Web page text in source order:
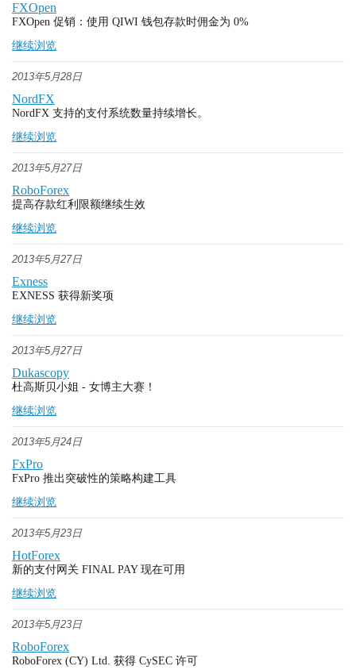
FXOpen
FXOpen 促销：使用 QIWI 钱包存款时佣金为 0%
继续浏览
2013年5月28日
NordFX
NordFX 支持的支付系统数量持续增长。
继续浏览
2013年5月27日
RoboForex
提高存款红利限额继续生效
继续浏览
2013年5月27日
Exness
EXNESS 获得新奖项
继续浏览
2013年5月27日
Dukascopy
杜高斯贝小姐 - 女博主大赛！
继续浏览
2013年5月24日
FxPro
FxPro 推出突破性的策略构建工具
继续浏览
2013年5月23日
HotForex
新的支付网关 FINAL PAY 现在可用
继续浏览
2013年5月23日
RoboForex
RoboForex (CY) Ltd. 获得 CySEC 许可